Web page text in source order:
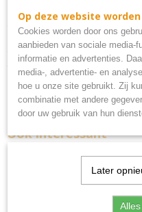
Omschrijving
dartclub bord metaal
Ook interessant
Op deze website
Cookies worden door ons
aanbieden van sociale media-
informatie en advertenties.
media-, advertentie- en
hoe u onze site gebruikt. Zij
combinatie met andere
door uw gebruik van hun
Later